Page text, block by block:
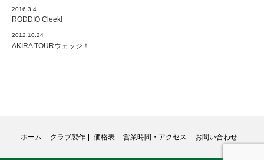
2016.3.4
RODDIO Cleek!
2012.10.24
AKIRA TOURウェッジ！
ホーム クラブ製作 価格表 営業時間・アクセス お問い合わせ